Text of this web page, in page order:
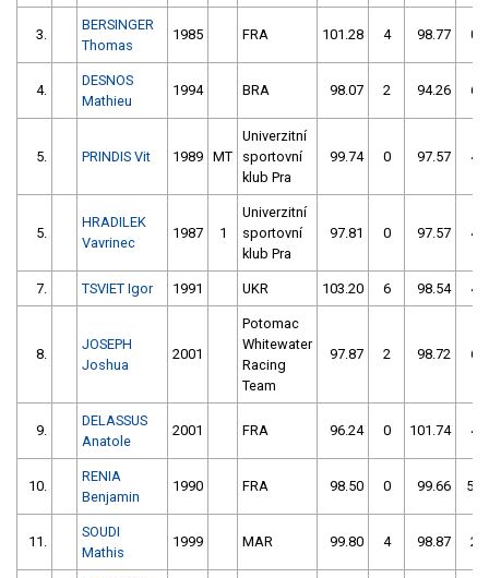
3.
BERSINGER
Thomas
1985 FRA 101.28 4 98.77 0
4.
DESNOS
Mathieu
1994 BRA 98.07 2 94.26 6
5. PRINDIS Vit 1989 MT
Univerzitní
sportovní
klub Pra
99.74 0 97.57 4
5.
HRADILEK
Vavrinec
1987 1
Univerzitní
sportovní
klub Pra
97.81 0 97.57 4
7. TSVIET Igor 1991 UKR 103.20 6 98.54 4
8.
JOSEPH
Joshua
2001
Potomac
Whitewater
Racing
Team
97.87 2 98.72 6
9.
DELASSUS
Anatole
2001 FRA 96.24 0 101.74 4
10.
RENIA
Benjamin
1990 FRA 98.50 0 99.66 50
11.
SOUDI
Mathis
1999 MAR 99.80 4 98.87 2